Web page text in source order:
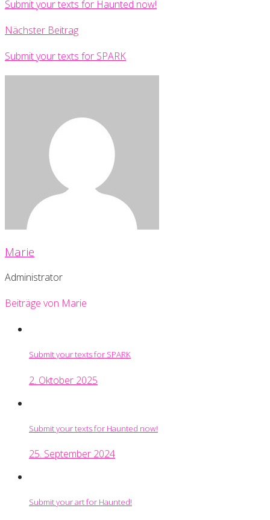
Submit your texts for Haunted now!
Nächster Beitrag
Submit your texts for SPARK
Marie
Administrator
Beiträge von Marie
Submit your texts for SPARK
2. Oktober 2025
Submit your texts for Haunted now!
25. September 2024
Submit your art for Haunted!